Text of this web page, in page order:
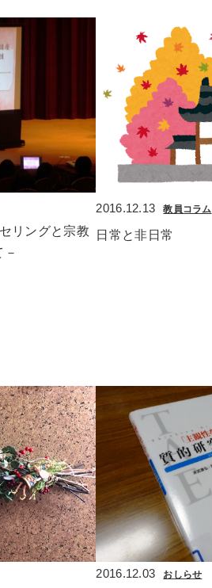
リングと宗教
2016.12.13 教員コラム
日常と非日常
2016.12.03 おしらせ